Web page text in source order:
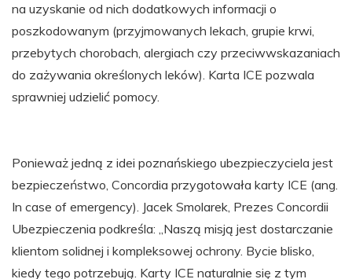
na uzyskanie od nich dodatkowych informacji o
poszkodowanym (przyjmowanych lekach, grupie krwi,
przebytych chorobach, alergiach czy przeciwwskazaniach
do zażywania określonych leków). Karta ICE pozwala
sprawniej udzielić pomocy.
Ponieważ jedną z idei poznańskiego ubezpieczyciela jest
bezpieczeństwo, Concordia przygotowała karty ICE (ang.
In case of emergency). Jacek Smolarek, Prezes Concordii
Ubezpieczenia podkreśla: „Naszą misją jest dostarczanie
klientom solidnej i kompleksowej ochrony. Bycie blisko,
kiedy tego potrzebują. Karty ICE naturalnie się z tym